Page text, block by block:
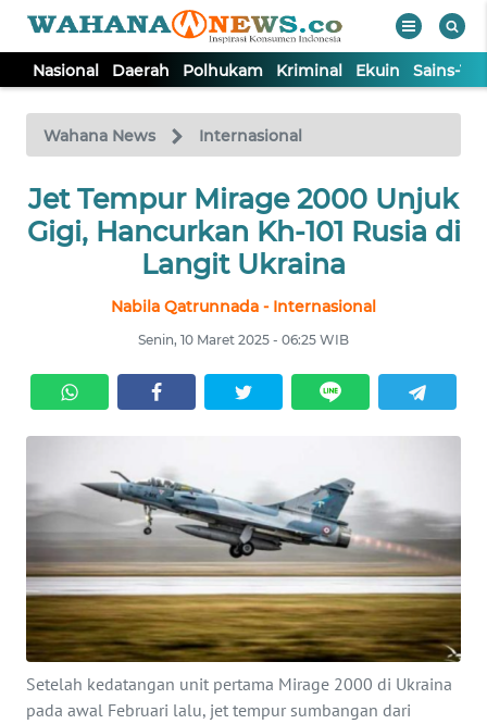
Nasional Daerah Polhukam Kriminal Ekuin Sains-
Wahana News Internasional
Jet Tempur Mirage 2000 Unjuk
Gigi, Hancurkan Kh-101 Rusia di
Langit Ukraina
Nabila Qatrunnada - Internasional
Senin, 10 Maret 2025 - 06:25 WIB
Setelah kedatangan unit pertama Mirage 2000 di Ukraina
pada awal Februari lalu, jet tempur sumbangan dari
TV
Tutup
NASIONAL
POLHUKAM
KRIMINAL
EKUIN
SAINS-TEKNO
KESEHATAN
INTERNASIONAL
SERBA-SERBI